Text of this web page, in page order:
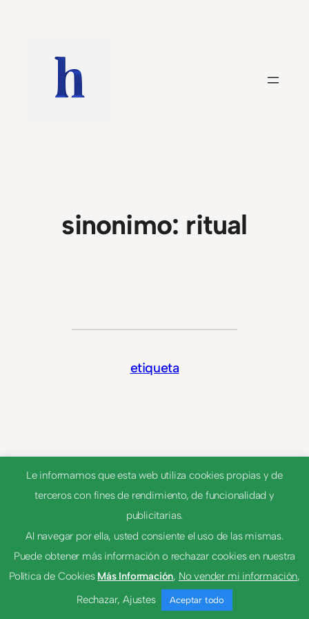
contenido
sinonimo: ritual
etiqueta
© 2023 Tema por Anders Norén
Le informamos que esta web utiliza cookies propias y de
terceros con fines de rendimiento, de funcionalidad y
publicitarias.
Al navegar por ella, usted consiente el uso de las mismas.
Puede obtener más información o rechazar cookies en nuestra
Política de Cookies Más Información, No vender mi información,
Rechazar, Ajustes Aceptar todo